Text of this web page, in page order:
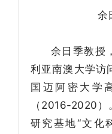
余
余日季教授
利亚南澳大学访
国迈阿密大学
（2016-2020
研究基地“文化